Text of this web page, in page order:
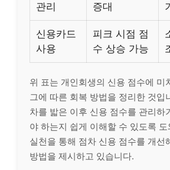
관리
증대
신용카드
사용
피크 시점 점
수 상승 가능
위 표는 개인회생의 신용 점수에 미
그에 따른 회복 방법을 정리한 것입
차를 밟은 이후 신용 점수를 관리하
야 하는지 쉽게 이해할 수 있도록
실천을 통해 점차 신용 점수를 개선
방법을 제시하고 있습니다.